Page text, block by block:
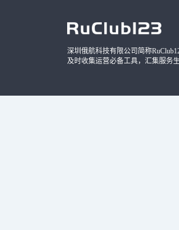
深圳俄航科技有限公司简称
及时收集运营必备工具，汇集服务